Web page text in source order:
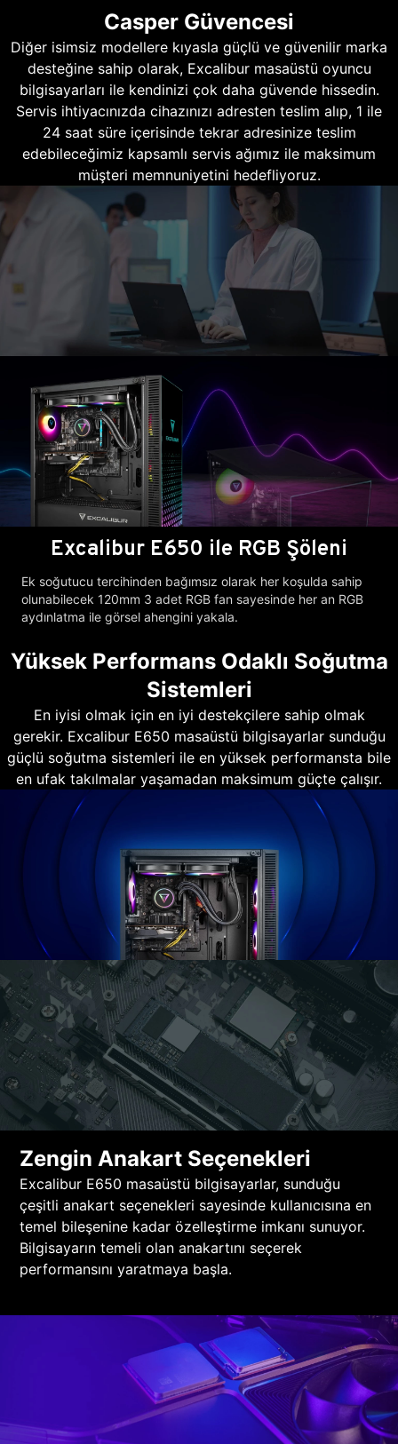
Casper Güvencesi
Diğer isimsiz modellere kıyasla güçlü ve güvenilir marka
desteğine sahip olarak, Excalibur masaüstü oyuncu
bilgisayarları ile kendinizi çok daha güvende hissedin.
Servis ihtiyacınızda cihazınızı adresten teslim alıp, 1 ile
24 saat süre içerisinde tekrar adresinize teslim
edebileceğimiz kapsamlı servis ağımız ile maksimum
müşteri memnuniyetini hedefliyoruz.
Excalibur E650 ile RGB Şöleni
Ek soğutucu tercihinden bağımsız olarak her koşulda sahip
olunabilecek 120mm 3 adet RGB fan sayesinde her an RGB
aydınlatma ile görsel ahengini yakala.
Yüksek Performans Odaklı Soğutma
Sistemleri
En iyisi olmak için en iyi destekçilere sahip olmak
gerekir. Excalibur E650 masaüstü bilgisayarlar sunduğu
güçlü soğutma sistemleri ile en yüksek performansta bile
en ufak takılmalar yaşamadan maksimum güçte çalışır.
Zengin Anakart Seçenekleri
Excalibur E650 masaüstü bilgisayarlar, sunduğu
çeşitli anakart seçenekleri sayesinde kullanıcısına en
temel bileşenine kadar özelleştirme imkanı sunuyor.
Bilgisayarın temeli olan anakartını seçerek
performansını yaratmaya başla.